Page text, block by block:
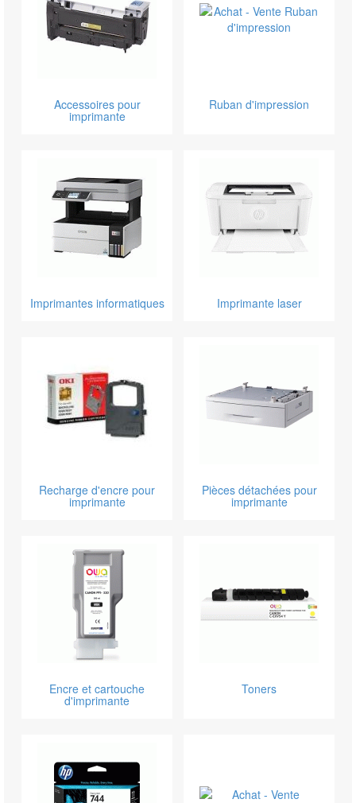
Accessoires pour
imprimante
Ruban d'impression
Imprimantes informatiques Imprimante laser
Recharge d'encre pour
imprimante
Pièces détachées pour
imprimante
Encre et cartouche
d'imprimante
Toners